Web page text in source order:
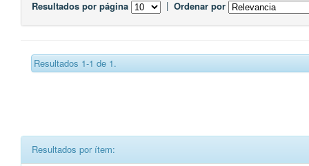
Resultados por página | Ordenar por
Resultados 1-1 de 1.
Resultados por ítem: